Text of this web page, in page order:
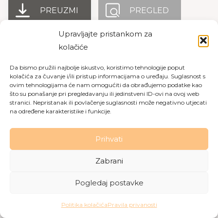
Upravljajte pristankom za
kolačiće
Da bismo pružili najbolje iskustvo, koristimo tehnologije poput
kolačića za čuvanje i/ili pristup informacijama o uređaju. Suglasnost s
ovim tehnologijama će nam omogućiti da obrađujemo podatke kao
što su ponašanje pri pregledavanju ili jedinstveni ID-ovi na ovoj web
stranici. Nepristanak ili povlačenje suglasnosti može negativno utjecati
na određene karakteristike i funkcije.
Prihvati
Zabrani
Pogledaj postavke
Politika kolačićaPravila privanosti
PREUZMI PREGLED
privatnosti |Politika kolačića
Made with love byGobo Digital